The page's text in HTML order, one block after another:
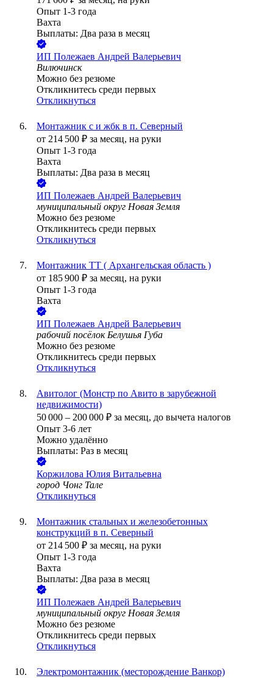
Опыт 1-3 года
Вахта
Выплаты: Два раза в месяц
ИП Полежаев Андрей Валерьевич
Вилючинск
Можно без резюме
Откликнитесь среди первых
Откликнуться
Монтажник с и жбк в п. Северный
от 214 500 ₽ за месяц, на руки
Опыт 1-3 года
Вахта
Выплаты: Два раза в месяц
ИП Полежаев Андрей Валерьевич
муниципальный округ Новая Земля
Можно без резюме
Откликнитесь среди первых
Откликнуться
Монтажник ТТ ( Архангельская область )
от 185 900 ₽ за месяц, на руки
Опыт 1-3 года
Вахта
ИП Полежаев Андрей Валерьевич
рабочий посёлок Белушья Губа
Можно без резюме
Откликнитесь среди первых
Откликнуться
Авитолог (Монстр по Авито в зарубежной
недвижимости)
50 000 – 200 000 ₽ за месяц, до вычета налогов
Опыт 3-6 лет
Можно удалённо
Выплаты: Раз в месяц
Коржилова Юлия Витальевна
город Чонг Тале
Откликнуться
Монтажник стальных и железобетонных
конструкций в п. Северный
от 214 500 ₽ за месяц, на руки
Опыт 1-3 года
Вахта
Выплаты: Два раза в месяц
ИП Полежаев Андрей Валерьевич
муниципальный округ Новая Земля
Можно без резюме
Откликнитесь среди первых
Откликнуться
Электромонтажник (месторождение Ванкор)